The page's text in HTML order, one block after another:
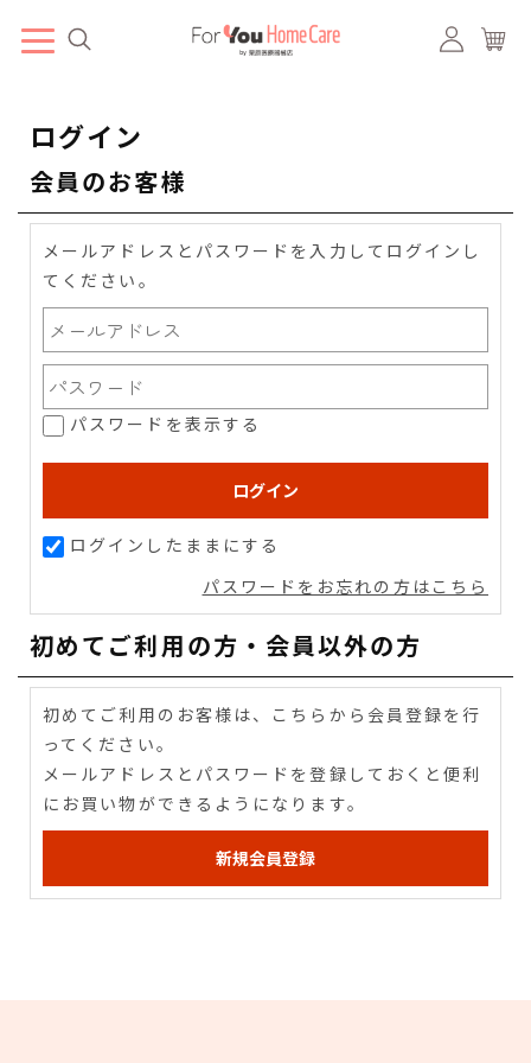
ログイン
会員のお客様
メールアドレスとパスワードを入力してログインし
てください。
パスワードを表示する
ログインしたままにする
パスワードをお忘れの方はこちら
初めてご利用の方・会員以外の方
初めてご利用のお客様は、こちらから会員登録を行
ってください。
メールアドレスとパスワードを登録しておくと便利
にお買い物ができるようになります。